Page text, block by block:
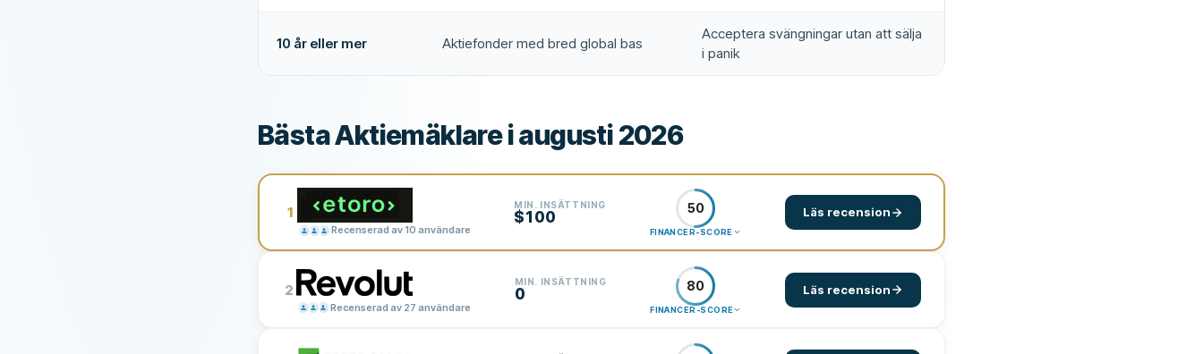
10 år eller mer Aktiefonder med bred global bas
Acceptera svängningar utan att sälja
i panik
Bästa Aktiemäklare i augusti 2026
1
Recenserad av 10 användare
MIN. INSÄTTNING
$100 50
FINANCER-SCORE
Läs recension
2
Recenserad av 27 användare
MIN. INSÄTTNING
0 80
FINANCER-SCORE
Läs recension